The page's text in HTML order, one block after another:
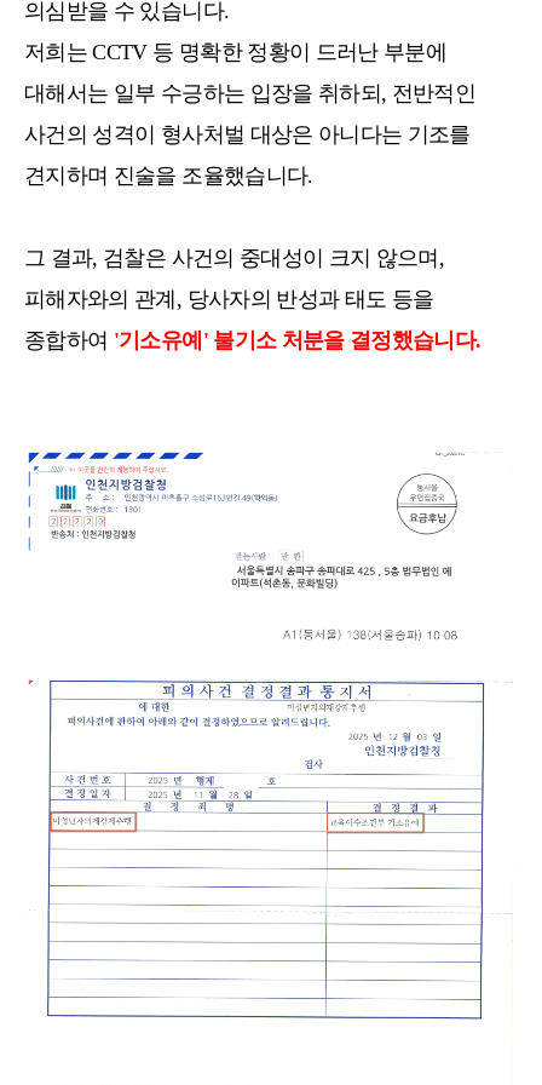
의심받을 수 있습니다.
저희는 CCTV 등 명확한 정황이 드러난 부분에
대해서는 일부 수긍하는 입장을 취하되, 전반적인
사건의 성격이 형사처벌 대상은 아니다는 기조를
견지하며 진술을 조율했습니다.
그 결과, 검찰은 사건의 중대성이 크지 않으며,
피해자와의 관계, 당사자의 반성과 태도 등을
종합하여 '기소유예' 불기소 처분을 결정했습니다.